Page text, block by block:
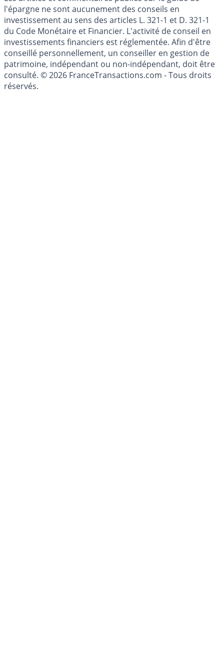
Les articles et commentaires publiés sur le guide de
l'épargne ne sont aucunement des conseils en
investissement au sens des articles L. 321-1 et D. 321-1
du Code Monétaire et Financier. L'activité de conseil en
investissements financiers est réglementée. Afin d'être
conseillé personnellement, un conseiller en gestion de
patrimoine, indépendant ou non-indépendant, doit être
consulté. © 2026 FranceTransactions.com - Tous droits